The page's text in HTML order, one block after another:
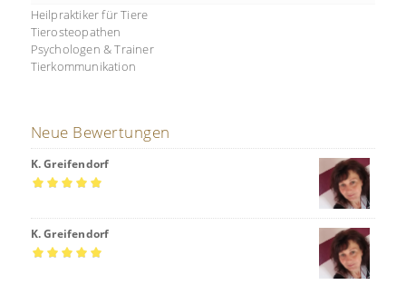
Heilpraktiker für Tiere
Tierosteopathen
Psychologen & Trainer
Tierkommunikation
Neue Bewertungen
K. Greifendorf
K. Greifendorf